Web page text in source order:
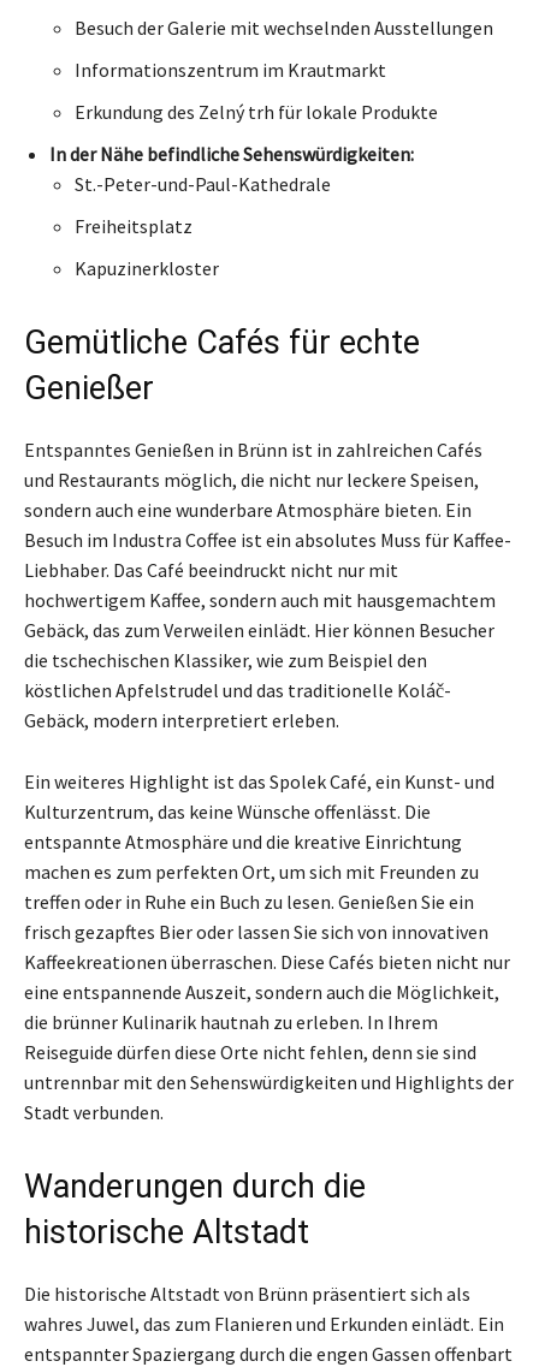
Besuch der Galerie mit wechselnden Ausstellungen
Informationszentrum im Krautmarkt
Erkundung des Zelný trh für lokale Produkte
In der Nähe befindliche Sehenswürdigkeiten:
St.-Peter-und-Paul-Kathedrale
Freiheitsplatz
Kapuzinerkloster
Gemütliche Cafés für echte
Genießer
Entspanntes Genießen in Brünn ist in zahlreichen Cafés
und Restaurants möglich, die nicht nur leckere Speisen,
sondern auch eine wunderbare Atmosphäre bieten. Ein
Besuch im Industra Coffee ist ein absolutes Muss für Kaffee-
Liebhaber. Das Café beeindruckt nicht nur mit
hochwertigem Kaffee, sondern auch mit hausgemachtem
Gebäck, das zum Verweilen einlädt. Hier können Besucher
die tschechischen Klassiker, wie zum Beispiel den
köstlichen Apfelstrudel und das traditionelle Koláč-
Gebäck, modern interpretiert erleben.
Ein weiteres Highlight ist das Spolek Café, ein Kunst- und
Kulturzentrum, das keine Wünsche offenlässt. Die
entspannte Atmosphäre und die kreative Einrichtung
machen es zum perfekten Ort, um sich mit Freunden zu
treffen oder in Ruhe ein Buch zu lesen. Genießen Sie ein
frisch gezapftes Bier oder lassen Sie sich von innovativen
Kaffeekreationen überraschen. Diese Cafés bieten nicht nur
eine entspannende Auszeit, sondern auch die Möglichkeit,
die brünner Kulinarik hautnah zu erleben. In Ihrem
Reiseguide dürfen diese Orte nicht fehlen, denn sie sind
untrennbar mit den Sehenswürdigkeiten und Highlights der
Stadt verbunden.
Wanderungen durch die
historische Altstadt
Die historische Altstadt von Brünn präsentiert sich als
wahres Juwel, das zum Flanieren und Erkunden einlädt. Ein
entspannter Spaziergang durch die engen Gassen offenbart